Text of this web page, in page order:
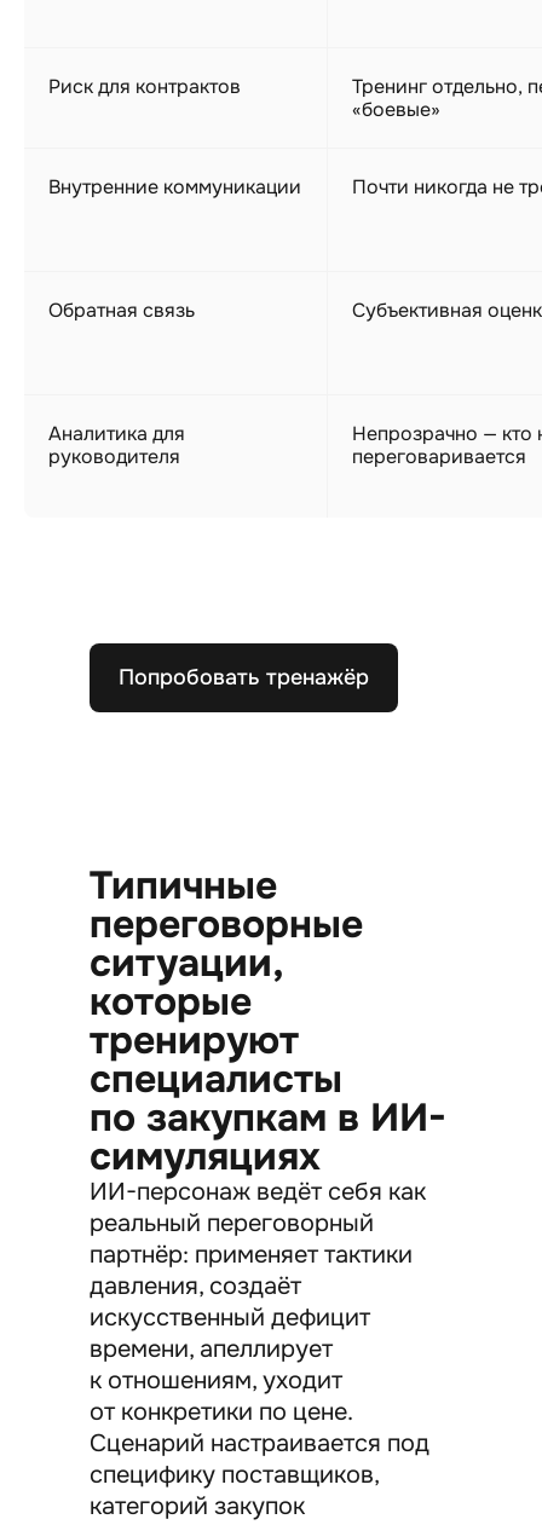
Риск для контрактов
Тренинг отдельно,
«боевые»
Внутренние коммуникации Почти никогда не
Обратная связь Субъективная
Аналитика для
руководителя
Непрозрачно — кто
переговаривается
Попробовать тренажёр
Типичные
переговорные
ситуации,
которые
тренируют
специалисты
по закупкам в ИИ-
симуляциях
ИИ-персонаж ведёт себя как
реальный переговорный
партнёр: применяет тактики
давления, создаёт
искусственный дефицит
времени, апеллирует
к отношениям, уходит
от конкретики по цене.
Сценарий настраивается под
специфику поставщиков,
категорий закупок